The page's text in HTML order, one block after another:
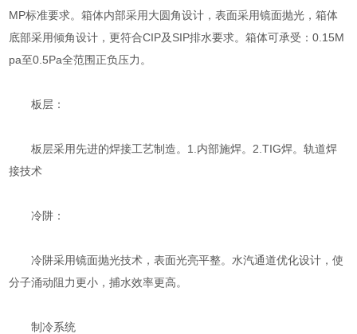
MP标准要求。箱体内部采用大圆角设计，表面采用镜面抛光，箱体
底部采用倾角设计，更符合CIP及SIP排水要求。箱体可承受：0.15M
pa至0.5Pa全范围正负压力。
板层：
板层采用先进的焊接工艺制造。1.内部施焊。2.TIG焊。轨道焊
接技术
冷阱：
冷阱采用镜面抛光技术，表面光亮平整。水汽通道优化设计，使
分子涌动阻力更小，捕水效率更高。
制冷系统